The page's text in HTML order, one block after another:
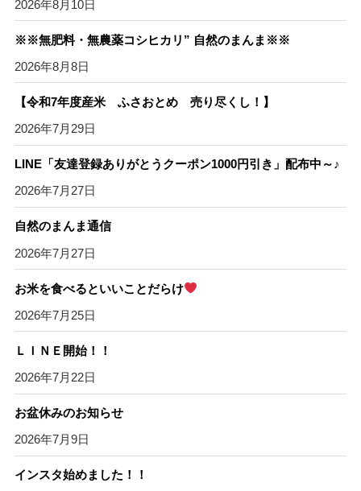
2026年8月10日
※※無肥料・無農薬コシヒカリ” 自然のまんま※※
2026年8月8日
【令和7年度産米 ふさおとめ 売り尽くし！】
2026年7月29日
LINE「友達登録ありがとうクーポン1000円引き」配布中～♪
2026年7月27日
自然のまんま通信
2026年7月27日
お米を食べるといいことだらけ
2026年7月25日
ＬＩＮＥ開始！！
2026年7月22日
お盆休みのお知らせ
2026年7月9日
インスタ始めました！！